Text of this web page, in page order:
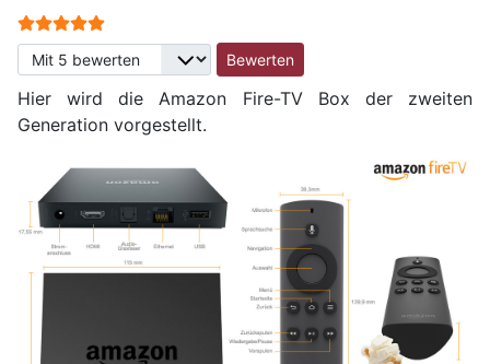
Bewertung:
Bitte bewerten
Hier wird die Amazon Fire-TV Box der zweiten
Generation vorgestellt.